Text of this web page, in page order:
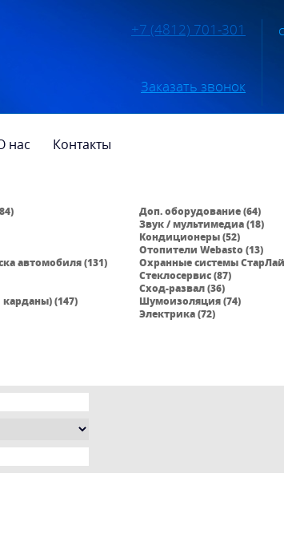
+7 (4812) 701-301
Заказать звонок
нас Контакты
автомобиля (131)
(147)
Доп. оборудование (64)
Звук / мультимедиа (18)
Кондиционеры (52)
Отопители Webasto (13)
Охранные системы
Стеклосервис (87)
Сход-развал (36)
Шумоизоляция (74)
Электрика (72)